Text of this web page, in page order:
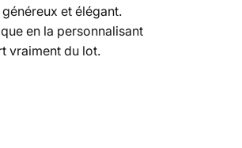
et élégant.
en la personnalisant
vraiment du lot.